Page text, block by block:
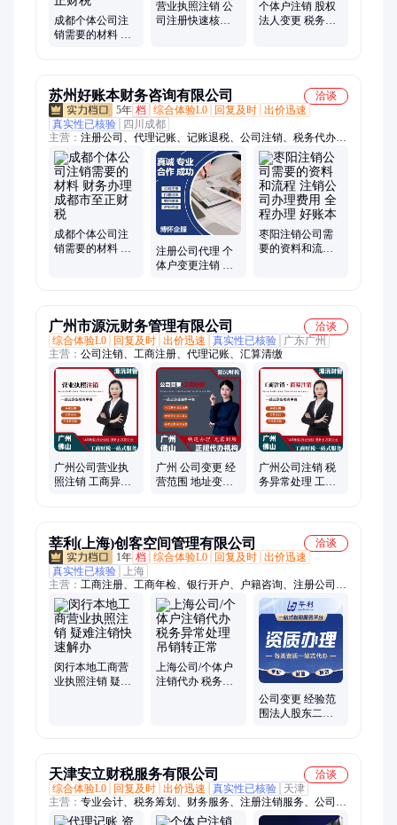
成都个体公司注
销需要的材料 专
营业执照注销 公
司注册快速核名
个体户注销 股权
法人变更 税务异
苏州好账本财务咨询有限公司
洽谈
5年 档 综合体验L0 回复及时 出价迅速
真实性已核验
四川成都
主营： 注册公司、代理记账、记账退税、公司注销、税务代办、
公司代办、营业执照办理
成都个体公司注
销需要的材料 财
注册公司代理 个
体户变更注销 税
枣阳注销公司需
要的资料和流程
广州市源沅财务管理有限公司
洽谈
综合体验L0
回复及时 出价迅速 真实性已核验
广东广州
主营： 公司注销、工商注册、代理记账、汇算清缴
广州公司营业执
照注销 工商异常
广州 公司变更 经
营范围 地址变更
广州公司注销 税
务异常处理 工商
莘利(上海)创客空间管理有限公司
洽谈
1年 档 综合体验L0 回复及时 出价迅速
真实性已核验
上海
主营： 工商注册、工商年检、银行开户、户籍咨询、注册公司、
汇算清缴、落户服务、工商服务、代理记账
闵行本地工商营
业执照注销 疑难
上海公司/个体户
注销代办 税务异
公司变更 经验范
围法人股东二十
天津安立财税服务有限公司
洽谈
综合体验L0
回复及时 出价迅速 真实性已核验
天津
主营： 专业会计、税务筹划、财务服务、注册注销服务、公司注
销、记账报税、注册变更、人事托管、全流程服务、代办营业执